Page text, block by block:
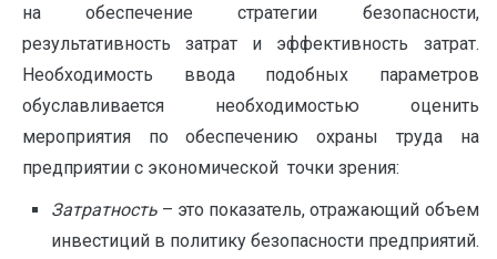
на обеспечение стратегии безопасности,
результативность затрат и эффективность затрат.
Необходимость ввода подобных параметров
обуславливается необходимостью оценить
мероприятия по обеспечению охраны труда на
предприятии с экономической точки зрения:
Затратность– это показатель, отражающий объем
инвестиций в политику безопасности предприятий.